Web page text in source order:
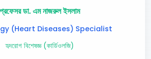
প্রফেসর ডা. এম নাজরুল ইসলাম
(Heart Diseases) Specialist
হৃদরোগ বিশেষজ্ঞ (কার্ডিওলজি)